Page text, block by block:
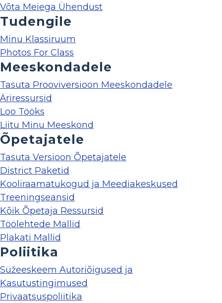
Võta Meiega Ühendust
Tudengile
Minu Klassiruum
Photos For Class
Meeskondadele
Tasuta Prooviversioon Meeskondadele
Äriressursid
Loo Tööks
Liitu Minu Meeskond
Õpetajatele
Tasuta Versioon Õpetajatele
District Paketid
Kooliraamatukogud ja Meediakeskused
Treeningseansid
Kõik Õpetaja Ressursid
Töölehtede Mallid
Plakati Mallid
Poliitika
Süžeeskeem Autoriõigused ja
Kasutustingimused
Privaatsuspoliitika